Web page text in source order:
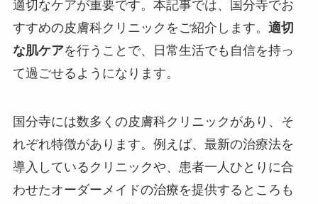
適切なケアが重要です。本記事では、国分寺でお
すすめの皮膚科クリニックをご紹介します。 適切
な肌ケアを行うことで、日常生活でも自信を持っ
て過ごせるようになります。
国分寺には数多くの皮膚科クリニックがあり、そ
れぞれ特徴があります。例えば、最新の治療法を
導入しているクリニックや、患者一人ひとりに合
わせたオーダーメイドの治療を提供するところも